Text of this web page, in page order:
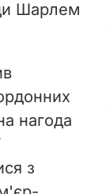
Шарлем
нагода
з